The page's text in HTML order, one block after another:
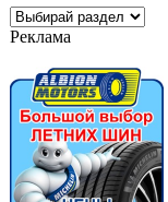
Реклама